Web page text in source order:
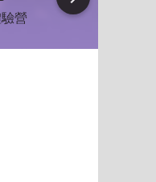
營
防空疏散避難